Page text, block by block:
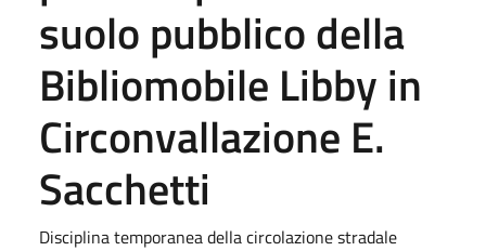
suolo pubblico della
Bibliomobile Libby in
Circonvallazione E.
Sacchetti
Disciplina temporanea della circolazione stradale